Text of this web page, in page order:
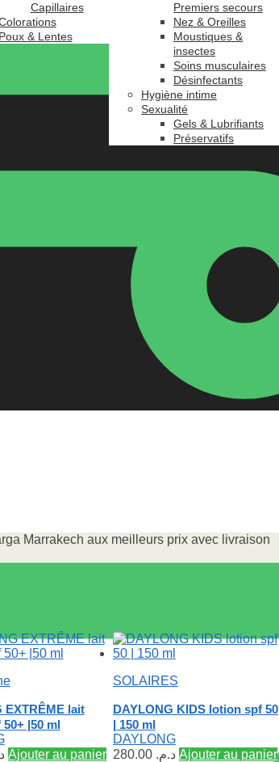
Capillaires
Poux & Lentes
Premiers secours
Nez & Oreilles
Moustiques &
insectes
Soins musculaires
Désinfectants
Hygiène intime
Sexualité
Gels & Lubrifiants
Préservatifs
Marrakech aux meilleurs prix avec livraison
EXTRÊME lait
|50 ml
Ajouter au panier
SOLAIRES
DAYLONG KIDS lotion spf 50
| 150 ml
DAYLONG
د.م. 280.00 Ajouter au panier